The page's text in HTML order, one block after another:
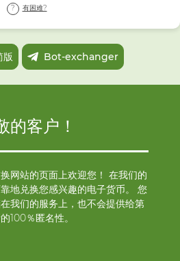
有困难?
版 Bot-exchanger
的客户！
网站的页面上欢迎您！ 在我们的
地兑换您感兴趣的电子货币。 您
我们的服务上，也不会提供给第
100％匿名性。